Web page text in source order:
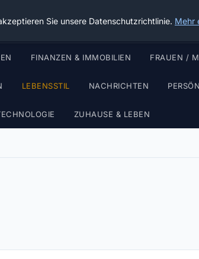
Die Schnitter
FINANZEN & IMMOBILIEN FRAUEN /
LEBENSSTIL NACHRICHTEN
ZUHAUSE & LEBEN
Sie unsere Datenschutzrichtlinie. Mehr